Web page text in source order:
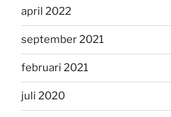
april 2022
september 2021
februari 2021
juli 2020